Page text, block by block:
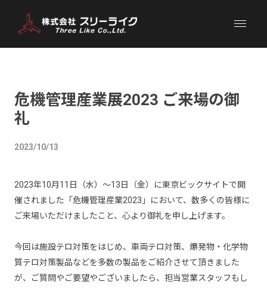
危機管理産業展2023 ご来場の御
礼
2023/10/13
2023年10月11日（水）～13日（金）に東京ビックサイトで開
催されました「危機管理産業2023」において、数多くの皆様に
ご来場いただけましたこと、心より御礼を申し上げます。
今回は施設テロ対策をはじめ、車両テロ対策、爆発物・化学物
質テロ対策製品などを多数の製品をご紹介させて頂きました
が、ご質問やご要望やございましたら、担当営業スタッフもし